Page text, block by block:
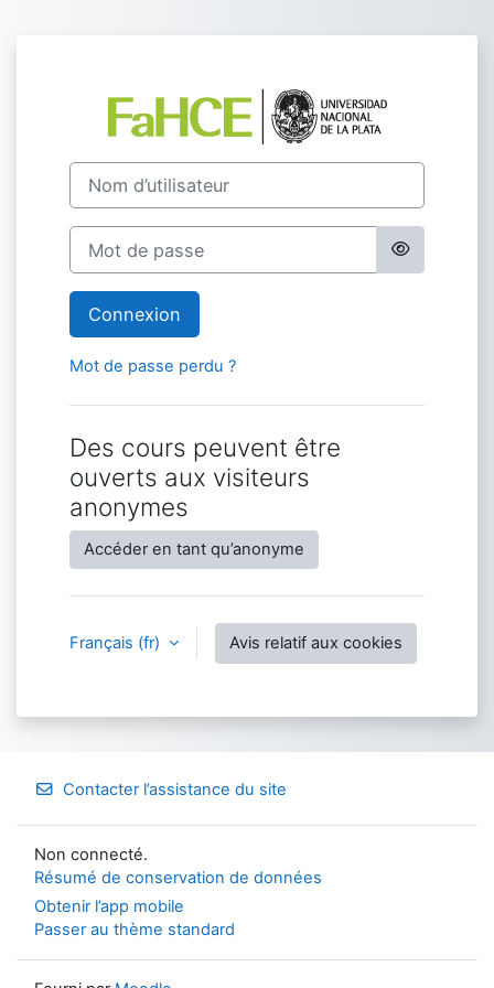
Connexion à
Nom d’utilisateur
Mot de passe
Connexion
Mot de passe perdu ?
Des cours peuvent être
ouverts aux visiteurs
anonymes
Accéder en tant qu’anonyme
Français ‎(fr)‎ Avis relatif aux cookies
Contacter l’assistance du site
Non connecté.
Résumé de conservation de données
Obtenir l’app mobile
Passer au thème standard